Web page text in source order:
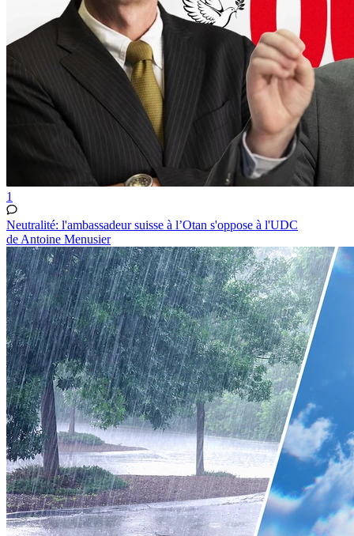
1
Neutralité: l'ambassadeur suisse à l’Otan s'oppose à l'UDC
de Antoine Menusier